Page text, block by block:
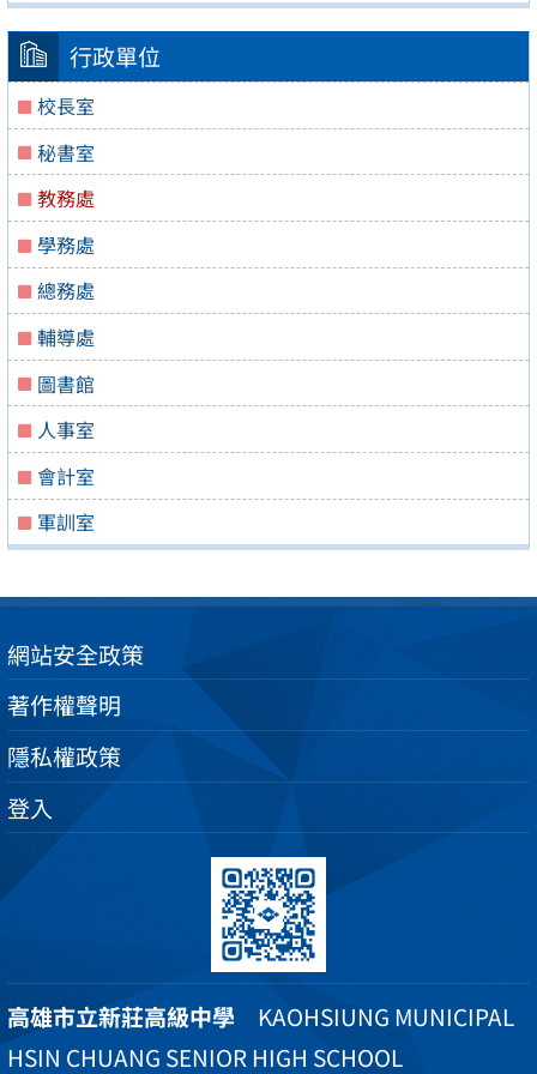
行政單位
校長室
秘書室
教務處
學務處
總務處
輔導處
圖書館
人事室
會計室
軍訓室
網站安全政策
著作權聲明
隱私權政策
登入
高雄市立新莊高級中學 KAOHSIUNG MUNICIPAL
HSIN CHUANG SENIOR HIGH SCHOOL